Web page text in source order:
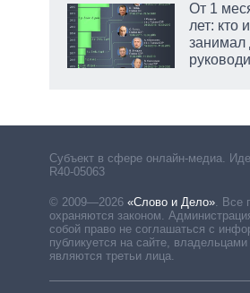
От 1
лет: кто
занимал
Субъект в сфере онлайн-медиа.
R40-05063
© 2009—2026 «Слово и Дело». Все
охраняются законом.
собой право не соглашаться с
публикуется на сайте, владельцами
являются третьи лица.